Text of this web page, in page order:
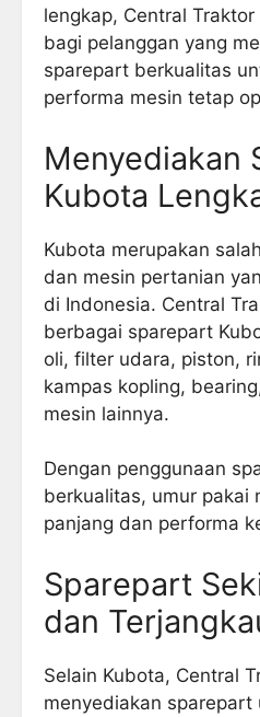
lengkap, Central
bagi pelanggan yang
sparepart berkualitas
performa mesin tetap
Menyediakan
Kubota
Kubota merupakan
dan mesin pertanian
di Indonesia. Central
berbagai sparepart
oli, filter udara, piston,
kampas kopling,
mesin lainnya.
Dengan penggunaan
berkualitas, umur pakai
panjang dan performa
Sparepart
dan
Selain Kubota, Central
menyediakan